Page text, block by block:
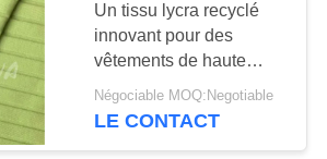
Knit
Un tissu lycra recyclé
innovant pour des
vêtements de haute
performance
Négociable MOQ:Negotiable
LE CONTACT